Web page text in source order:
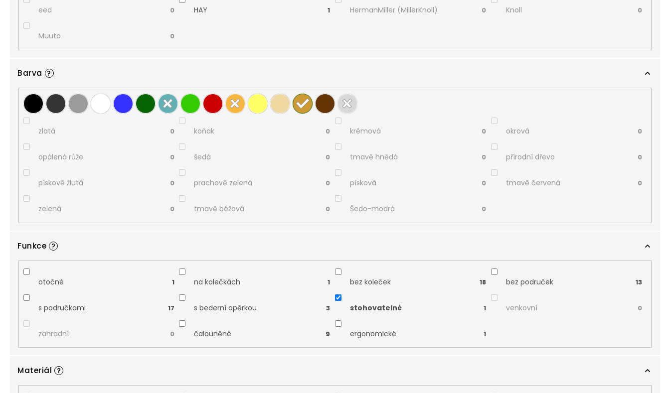
eed 0 HAY 1 HermanMiller (MillerKnoll) 0 Knoll 0
Muuto 0
Barva ?
zlatá 0 koňak 0 krémová 0 okrová 0
opálená růže 0 šedá 0 tmavě hnědá 0 přírodní dřevo 0
pískově žlutá 0 prachově zelená 0 písková 0 tmavě červená 0
zelená 0 tmavě béžová 0 Šedo-modrá 0
Funkce ?
otočné 1 na kolečkách 1 bez koleček 18 bez područek 13
s područkami 17 s bederní opěrkou 3 stohovatelné 1 venkovní 0
zahradní 0 čalouněné 9 ergonomické 1
Materiál ?